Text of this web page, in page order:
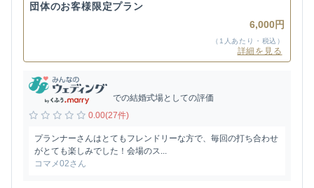
団体のお客様限定プラン
6,000円
（1人あたり・税込）
詳細を見る
での結婚式場としての評価
0.00(27件)
プランナーさんはとてもフレンドリーな方で、毎回の打ち合わせ
がとても楽しみでした！会場のス...
コマメ02さん